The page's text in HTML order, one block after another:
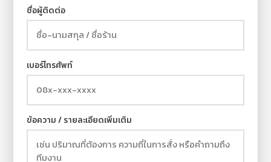
ชื่อผู้ติดต่อ
เบอร์โทรศัพท์
ข้อความ / รายละเอียดเพิ่มเติม